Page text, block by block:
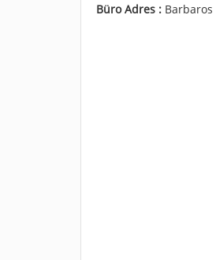
Büro Adres : Barbaros